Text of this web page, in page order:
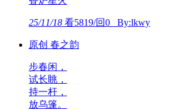
25/11/18 看5819/回0 By:lkwy
原创 春之韵
步春闲，
试长眺，
持一杆，
放乌篷。